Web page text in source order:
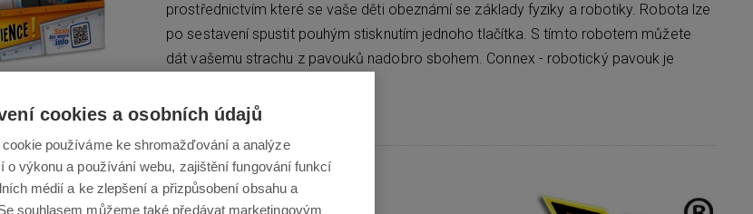
prostřednictvím které se vaše děti obeznámí se základy fyziky a robotiky. Robota lze
po sestavení spustit pouhým stisknutím jednoho tlačítka. S tímto robotem můžete
dát vašemu strachu z pavouků nadobro sbohem. Connex - robotický pavouk je
cookies a osobních údajů
cookie používáme ke shromažďování a analýze
o výkonu a používání webu, zajištění fungování funkcí
médií a ke zlepšení a přizpůsobení obsahu a
souhlasem můžeme také předávat marketingovým